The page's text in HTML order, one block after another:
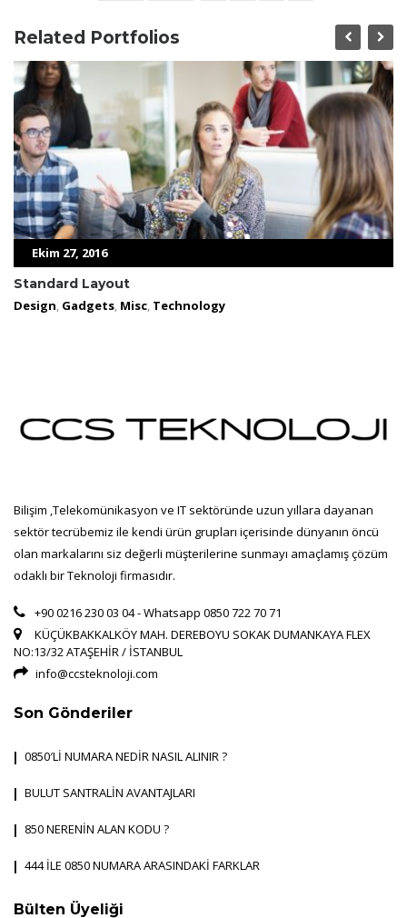
Related Portfolios
Ekim 27, 2016
Standard Layout
Design, Gadgets, Misc, Technology
Bilişim ,Telekomünikasyon ve IT sektöründe uzun yıllara dayanan
sektör tecrübemiz ile kendi ürün grupları içerisinde dünyanın öncü
olan markalarını siz değerli müşterilerine sunmayı amaçlamış çözüm
odaklı bir Teknoloji firmasıdır.
+90 0216 230 03 04 - Whatsapp 0850 722 70 71
KÜÇÜKBAKKALKÖY MAH. DEREBOYU SOKAK DUMANKAYA FLEX
NO:13/32 ATAŞEHİR / İSTANBUL
info@ccsteknoloji.com
Son Gönderiler
0850′Lİ NUMARA NEDİR NASIL ALINIR ?
BULUT SANTRALİN AVANTAJLARI
850 NERENİN ALAN KODU ?
444 İLE 0850 NUMARA ARASINDAKİ FARKLAR
Bülten Üyeliği